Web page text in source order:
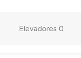
Elevadores 0